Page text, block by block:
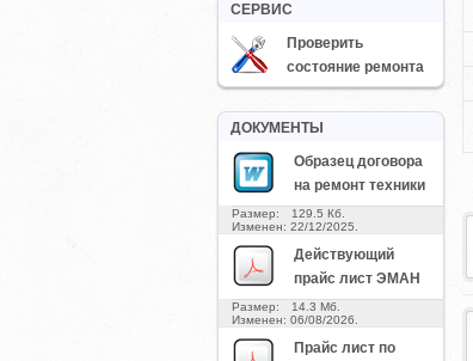
СЕРВИС
Проверить
состояние ремонта
ДОКУМЕНТЫ
Образец договора
на ремонт техники
Размер: 129.5 Кб.
Изменен: 22/12/2025.
Действующий
прайс лист ЭМАН
Размер: 14.3 Мб.
Изменен: 06/08/2026.
Прайс лист по